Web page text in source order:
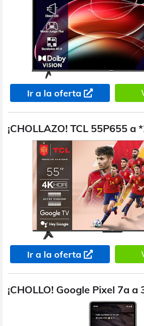
Ir a la oferta
¡CHOLLAZO! TCL 55P655 a
Ir a la oferta
¡CHOLLO! Google Pixel 7a a